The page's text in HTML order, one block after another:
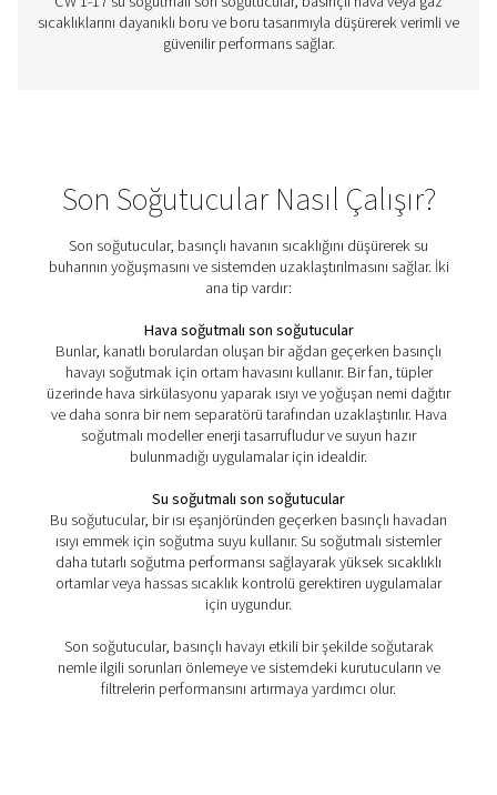
CW 1-17 su soğutmalı son soğutucular
sıcaklıklarını dayanıklı boru ve boru tasarımıyla
güvenilir performans sağlar.